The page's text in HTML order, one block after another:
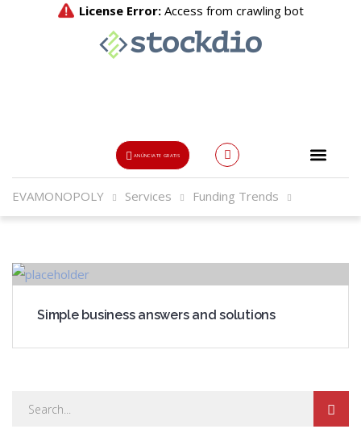
ANÚNCIATE GRATIS
Usuario o Email
{{errors['login']}}
EVAMONOPOLY Services Funding Trends
Simple business answers and solutions